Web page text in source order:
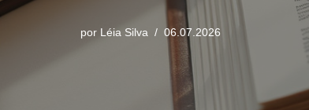
por Léia Silva 06.07.2026